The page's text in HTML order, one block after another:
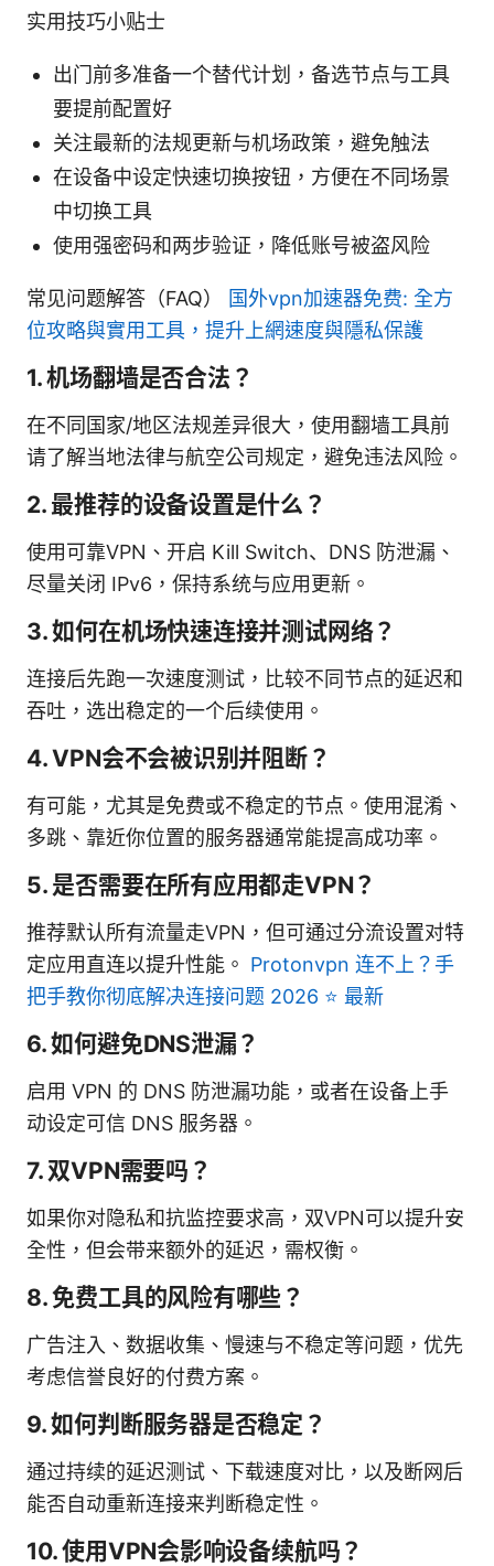
实用技巧小贴士
出门前多准备一个替代计划，备选节点与工具
要提前配置好
关注最新的法规更新与机场政策，避免触法
在设备中设定快速切换按钮，方便在不同场景
中切换工具
使用强密码和两步验证，降低账号被盗风险
常见问题解答（FAQ）
国外vpn加速器免费: 全方
位攻略與實用工具，提升上網速度與隱私保護
1. 机场翻墙是否合法？
在不同国家/地区法规差异很大，使用翻墙工具前
请了解当地法律与航空公司规定，避免违法风险。
2. 最推荐的设备设置是什么？
使用可靠VPN、开启 Kill Switch、DNS 防泄漏、
尽量关闭 IPv6，保持系统与应用更新。
3. 如何在机场快速连接并测试网络？
连接后先跑一次速度测试，比较不同节点的延迟和
吞吐，选出稳定的一个后续使用。
4. VPN会不会被识别并阻断？
有可能，尤其是免费或不稳定的节点。使用混淆、
多跳、靠近你位置的服务器通常能提高成功率。
5. 是否需要在所有应用都走VPN？
推荐默认所有流量走VPN，但可通过分流设置对特
定应用直连以提升性能。 Protonvpn 连不上？手
把手教你彻底解决连接问题 2026 ⭐ 最新
6. 如何避免DNS泄漏？
启用 VPN 的 DNS 防泄漏功能，或者在设备上手
动设定可信 DNS 服务器。
7. 双VPN需要吗？
如果你对隐私和抗监控要求高，双VPN可以提升安
全性，但会带来额外的延迟，需权衡。
8. 免费工具的风险有哪些？
广告注入、数据收集、慢速与不稳定等问题，优先
考虑信誉良好的付费方案。
9. 如何判断服务器是否稳定？
通过持续的延迟测试、下载速度对比，以及断网后
能否自动重新连接来判断稳定性。
10. 使用VPN会影响设备续航吗？